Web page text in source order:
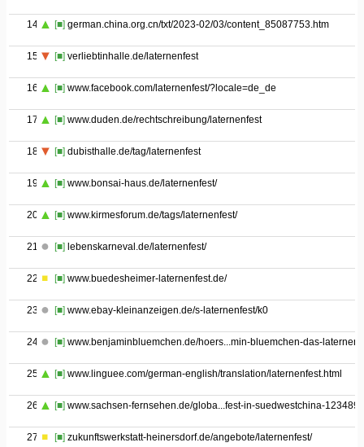
14 [■] german.china.org.cn/txt/2023-02/03/content_85087753.htm
15 [■] verliebtinhalle.de/laternenfest
16 [■] www.facebook.com/laternenfest/?locale=de_de
17 [■] www.duden.de/rechtschreibung/laternenfest
18 [■] dubisthalle.de/tag/laternenfest
19 [■] www.bonsai-haus.de/laternenfest/
20 [■] www.kirmesforum.de/tags/laternenfest/
21 [■] lebenskarneval.de/laternenfest/
22 [■] www.buedesheimer-laternenfest.de/
23 [■] www.ebay-kleinanzeigen.de/s-laternenfest/k0
24 [■] www.benjaminbluemchen.de/hoers...min-bluemchen-das-
25 [■] www.linguee.com/german-english/translation/laternenfest.html
26 [■] www.sachsen-fernsehen.de/globa...fest-in-suedwestchina-
27 [■] zukunftswerkstatt-heinersdorf.de/angebote/laternenfest/